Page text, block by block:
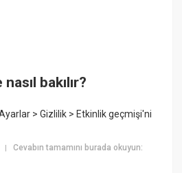
bakılır?
> Gizlilik > Etkinlik geçmişi'ni
|Cevabın tamamını burada okuyun: